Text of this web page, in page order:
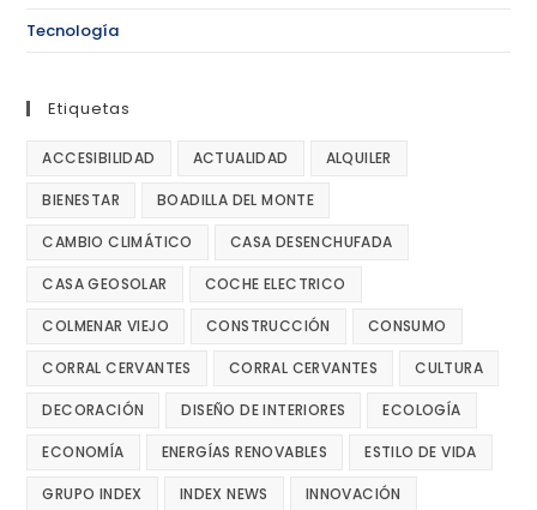
Tecnología
Etiquetas
ACCESIBILIDAD ACTUALIDAD ALQUILER
BIENESTAR BOADILLA DEL MONTE
CAMBIO CLIMÁTICO CASA DESENCHUFADA
CASA GEOSOLAR COCHE ELECTRICO
COLMENAR VIEJO CONSTRUCCIÓN CONSUMO
CORRAL CERVANTES CORRAL CERVANTES CULTURA
DECORACIÓN DISEÑO DE INTERIORES ECOLOGÍA
ECONOMÍA ENERGÍAS RENOVABLES ESTILO DE VIDA
GRUPO INDEX INDEX NEWS INNOVACIÓN